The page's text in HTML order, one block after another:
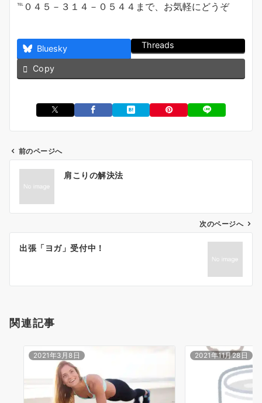
℡０４５－３１４－０５４４まで、お気軽にどうぞ
Bluesky Threads
Copy
ン
前のページへ
肩こりの解決法
次のページへ
出張「ヨガ」受付中！
関連記事
2021年3月8日 2021年11月28日